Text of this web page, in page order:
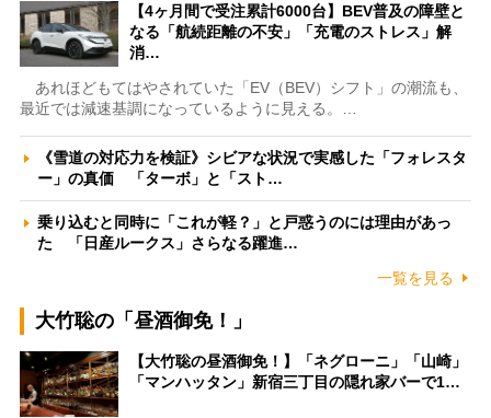
【4ヶ月間で受注累計6000台】BEV普及の障壁と
なる「航続距離の不安」「充電のストレス」解
消…
あれほどもてはやされていた「EV（BEV）シフト」の潮流も、
最近では減速基調になっているように見える。…
《雪道の対応力を検証》シビアな状況で実感した「フォレスタ
ー」の真価 「ターボ」と「スト…
乗り込むと同時に「これが軽？」と戸惑うのには理由があっ
た 「日産ルークス」さらなる躍進…
一覧を見る
大竹聡の「昼酒御免！」
【大竹聡の昼酒御免！】「ネグローニ」「山崎」
「マンハッタン」新宿三丁目の隠れ家バーで1…